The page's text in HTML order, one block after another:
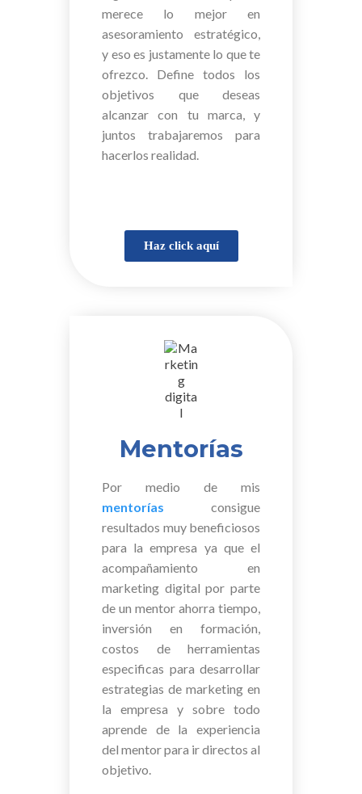
merece lo mejor en
asesoramiento estratégico,
y eso es justamente lo que te
ofrezco. Define todos los
objetivos que deseas
alcanzar con tu marca, y
juntos trabajaremos para
hacerlos realidad.
Haz click aquí
Mentorías
Por medio de mis
mentorías
consigue
resultados muy beneficiosos
para la empresa ya que el
acompañamiento en
marketing digital por parte
de un mentor ahorra tiempo,
inversión en formación,
costos de herramientas
especificas para desarrollar
estrategias de marketing en
la empresa y sobre todo
aprende de la experiencia
del mentor para ir directos al
objetivo.